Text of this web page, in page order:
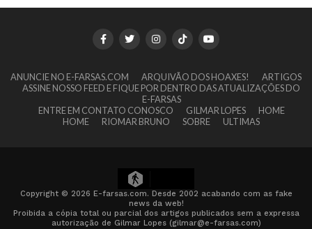
ANUNCIE NO E-FARSAS.COM ARQUIVÃO DOS HOAXES!
ARTIGOS
ASSINE NOSSO FEED E FIQUE POR DENTRO DAS ATUALIZAÇÕES DO
E-FARSAS
ENTRE EM CONTATO CONOSCO
GILMAR LOPES
HOME
HOME
RIOMAR BRUNO SOBRE ULTIMAS
Copyright © 2026 E-farsas.com. Desde 2002 acabando com as fake
news da web!
Proibida a cópia total ou parcial dos artigos publicados sem a expressa
autorização de Gilmar Lopes (gilmar@e-farsas.com)